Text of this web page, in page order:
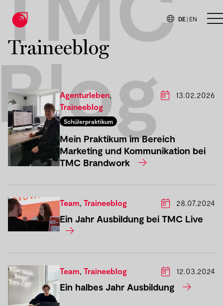
DE | EN
Traineeblog
Agenturleben,
Traineeblog
Schülerpraktikum
13.02.2026
Mein Praktikum im Bereich
Marketing und Kommunikation bei
TMC Brandwork
Team, Traineeblog 28.07.2024
Ein Jahr Ausbildung bei TMC Live
Team, Traineeblog 12.03.2024
Ein halbes Jahr Ausbildung